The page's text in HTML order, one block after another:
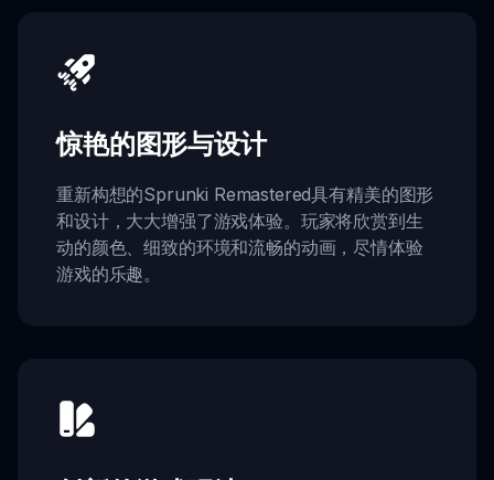
惊艳的图形与设计
重新构想的Sprunki Remastered具有精美的图形
和设计，大大增强了游戏体验。玩家将欣赏到生
动的颜色、细致的环境和流畅的动画，尽情体验
游戏的乐趣。